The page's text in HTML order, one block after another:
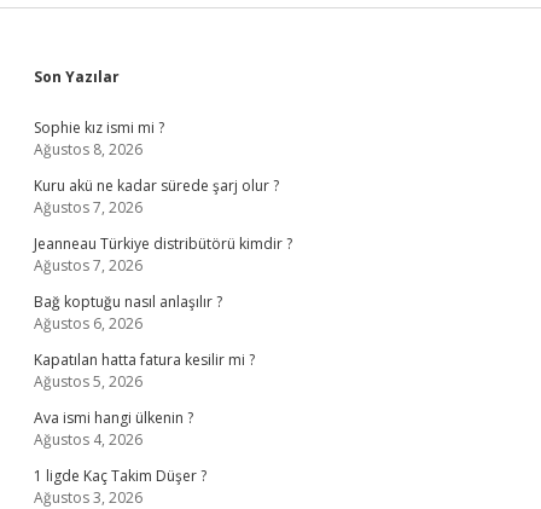
Sidebar
Son Yazılar
Sophie kız ismi mi ?
Ağustos 8, 2026
Kuru akü ne kadar sürede şarj olur ?
Ağustos 7, 2026
Jeanneau Türkiye distribütörü kimdir ?
Ağustos 7, 2026
Bağ koptuğu nasıl anlaşılır ?
Ağustos 6, 2026
Kapatılan hatta fatura kesilir mi ?
Ağustos 5, 2026
Ava ismi hangi ülkenin ?
Ağustos 4, 2026
1 ligde Kaç Takim Düşer ?
Ağustos 3, 2026